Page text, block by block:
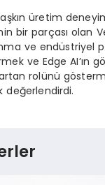
aşkın üretim
bir parçası olan
ve endüstriyel
ve Edge AI’ın
rolünü
değerlendirdi.